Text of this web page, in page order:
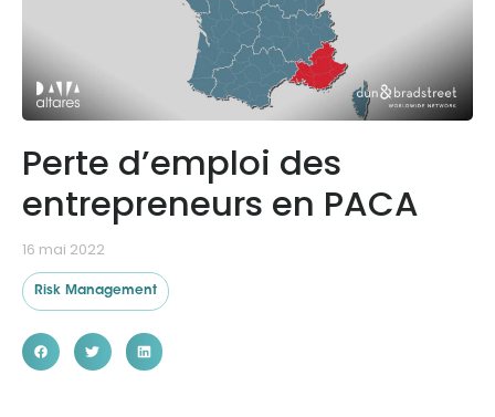
Ressources
Perte d’emploi des
entrepreneurs en PACA
16 mai 2022
Risk Management